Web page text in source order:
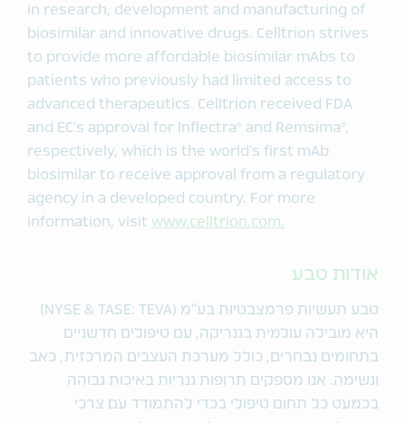
in research, development and manufacturing of
biosimilar and innovative drugs. Celltrion strives
to provide more affordable biosimilar mAbs to
patients who previously had limited access to
advanced therapeutics. Celltrion received FDA
and EC’s approval for Inflectra® and Remsima®,
respectively, which is the world’s first mAb
biosimilar to receive approval from a regulatory
agency in a developed country. For more
information, visit www.celltrion.com.
אודות טבע
טבע תעשיות פרמצבטיות בע"מ (NYSE & TASE: TEVA)
היא מובילה עולמית בגנריקה, עם טיפולים חדשניים
בתחומים נבחרים, כולל מערכת העצבים המרכזית, כאב
ונשימה. אנו מספקים תרופות גנריות באיכות גבוהה
בכמעט כל תחום טיפולי בכדי להתמודד עם צרכי